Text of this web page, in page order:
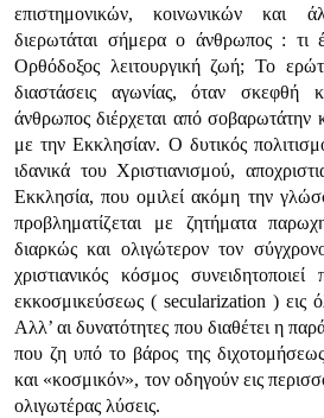
επιστημονικών, κοινωνικών και
διερωτάται σήμερα ο άνθρωπος : τι
Ορθόδοξος λειτουργική ζωή; Το
διαστάσεις αγωνίας, όταν σκεφθή
άνθρωπος διέρχεται από σοβαρωτάτην
με την Εκκλησίαν. Ο δυτικός
ιδανικά του Χριστιανισμού,
Εκκλησία, που ομιλεί ακόμη την
προβληματίζεται με ζητήματα
διαρκώς και ολιγώτερον τον
χριστιανικός κόσμος
εκκοσμικεύσεως ( secularization ) εις
Αλλ’ αι δυνατότητες που διαθέτει η
που ζη υπό το βάρος της
και «κοσμικόν», τον οδηγούν εις
ολιγωτέρας λύσεις.